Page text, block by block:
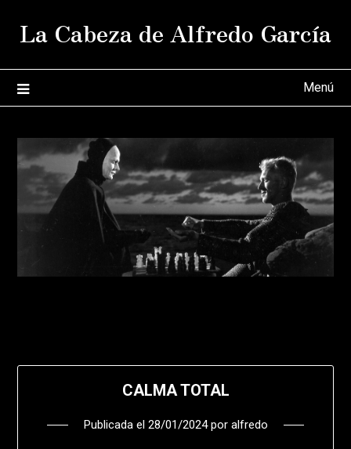
La Cabeza de Alfredo García
Menú
CALMA TOTAL
Publicada el 28/01/2024por alfredo